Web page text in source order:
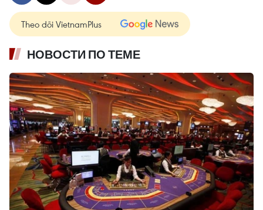
Theo dõi VietnamPlus
НОВОСТИ ПО ТЕМЕ